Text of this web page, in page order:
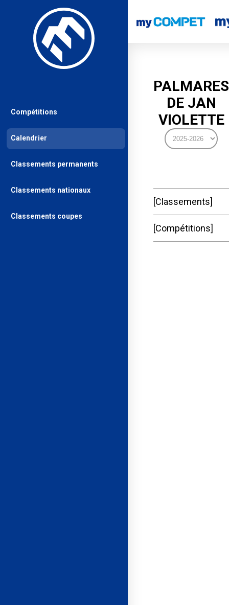
PALMARES
DE JAN
VIOLETTE
Classements
Compétitions
Compétitions
Calendrier
Classements permanents
Classements nationaux
Classements coupes